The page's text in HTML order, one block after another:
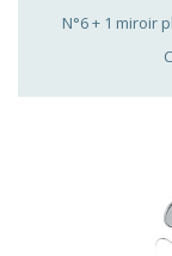
N°6 + 1 miroir